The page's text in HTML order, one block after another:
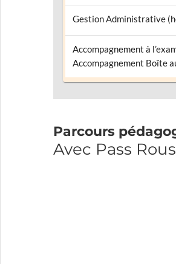
Gestion Administrative
Accompagnement à
Accompagnement Boîte
Parcours
Avec Pass